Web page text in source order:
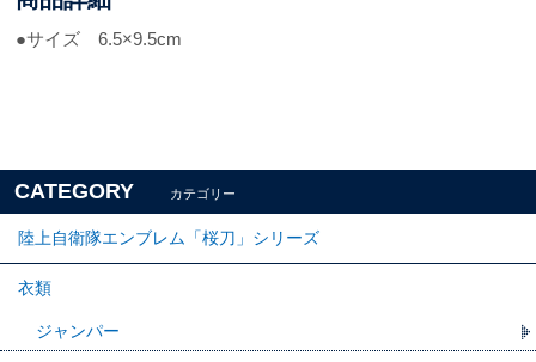
●サイズ 6.5×9.5cm
CATEGORY カテゴリー
陸上自衛隊エンブレム「桜刀」シリーズ
衣類
ジャンパー